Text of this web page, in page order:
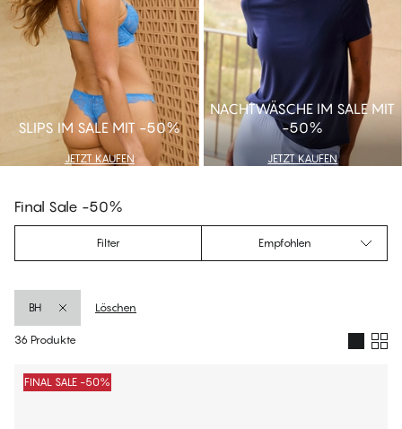
SLIPS IM SALE MIT -50%
JETZT KAUFEN
NACHTWÄSCHE IM SALE MIT
-50%
JETZT KAUFEN
Final Sale -50%
Filter Empfohlen
BH Löschen
36 Produkte
Produkte
FINAL SALE -50%